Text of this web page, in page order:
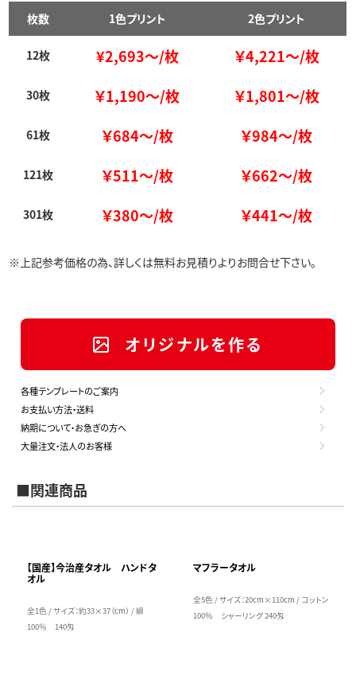
枚数 1色プリント 2色プリント
12枚 ¥2,693～/枚 ￥4,221～/枚
30枚 ￥1,190～/枚 ￥1,801～/枚
61枚 ￥684～/枚 ￥984～/枚
121枚 ￥511～/枚 ￥662～/枚
301枚 ￥380～/枚 ￥441～/枚
※上記参考価格の為、詳しくは無料お見積りよりお問合せ下さい。
オリジナルを作る
各種テンプレートのご案内
お支払い方法・送料
納期について・お急ぎの方へ
大量注文・法人のお客様
■関連商品
【国産】今治産タオル ハンドタ
オル
全1色 / サイズ：約33×37（cm） / 綿
100％ 140匁
マフラータオル
全5色 / サイズ：20cm×110cm / コットン
100％ シャーリング 240匁